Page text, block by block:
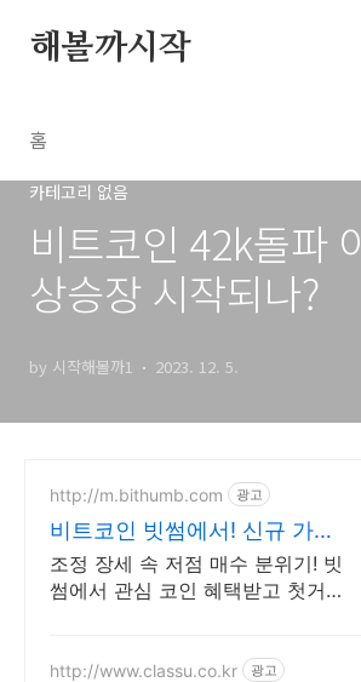
해볼까시작
홈
카테고리 없음
비트코인 42k돌파
상승장 시작되나?
by 시작해볼까1 2023. 12. 5.
http://m.bithumb.com 광고
비트코인 빗썸에서! 신규 가입
시 5만원 혜택
조정 장세 속 저점 매수 분위기! 빗
썸에서 관심 코인 혜택받고 첫거래
http://www.classu.co.kr 광고